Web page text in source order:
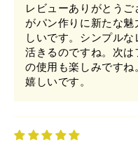
レビューありがとう
がパン作りに新たな
しいです。シンプル
活きるのですね。次
の使用も楽しみです
嬉しいです。